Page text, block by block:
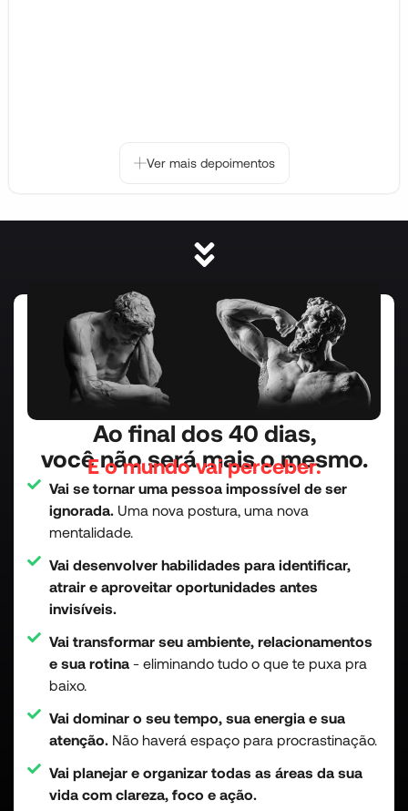
Ver mais depoimentos
Ao final dos 40 dias,
você não será mais o mesmo.
E o mundo vai perceber.
Vai se tornar uma pessoa impossível de ser
ignorada. Uma nova postura, uma nova
mentalidade.
Vai desenvolver habilidades para identificar,
atrair e aproveitar oportunidades antes
invisíveis.
Vai transformar seu ambiente, relacionamentos
e sua rotina- eliminando tudo o que te puxa pra
baixo.
Vai dominar o seu tempo, sua energia e sua
atenção. Não haverá espaço para procrastinação.
Vai planejar e organizar todas as áreas da sua
vida com clareza, foco e ação.